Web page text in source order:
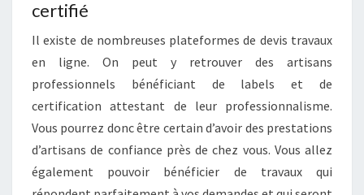
certifié
Il existe de nombreuses plateformes de devis travaux
en ligne. On peut y retrouver des artisans
professionnels bénéficiant de labels et de
certification attestant de leur professionnalisme.
Vous pourrez donc être certain d’avoir des prestations
d’artisans de confiance près de chez vous. Vous allez
également pouvoir bénéficier de travaux qui